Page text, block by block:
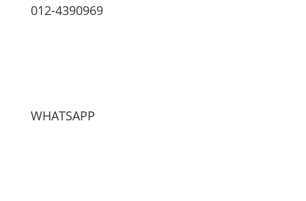
012-4390969
WHATSAPP